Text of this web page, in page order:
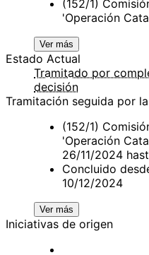
(152/1)
'Operación
Ver más
Estado Actual
Tramitado por
decisión
Tramitación seguida por
(152/1)
'Operación
26/11/2024
Concluido
10/12/2024
Ver más
Iniciativas de origen